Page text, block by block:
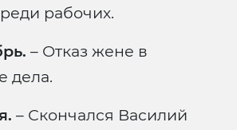
рабочих.
– Отказ жене в
дела.
– Скончался Василий